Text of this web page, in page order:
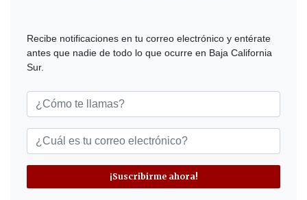
Recibe notificaciones en tu correo electrónico y entérate
antes que nadie de todo lo que ocurre en Baja California
Sur.
¡Suscribirme ahora!